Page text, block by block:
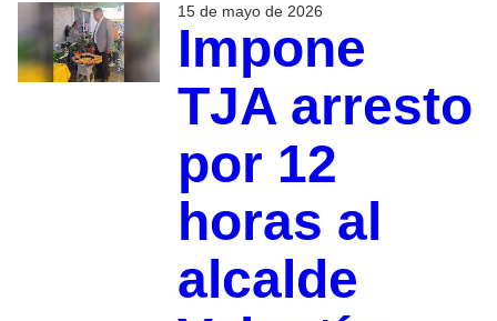
15 de mayo de 2026
Impone
TJA arresto
por 12
horas al
alcalde